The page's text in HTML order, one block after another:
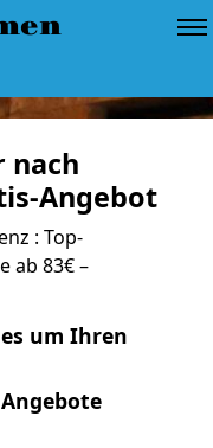
nach
Angebot
: Top-
ab 83€ –
um Ihren